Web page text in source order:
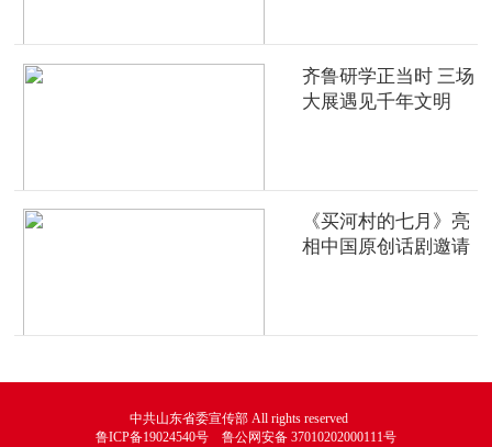
齐鲁研学正当时 三场
大展遇见千年文明
《买河村的七月》亮
相中国原创话剧邀请
中共山东省委宣传部 All rights reserved
鲁ICP备19024540号 鲁公网安备 37010202000111号